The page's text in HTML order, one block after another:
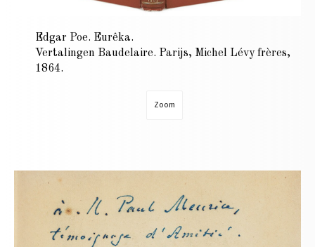
Edgar Poe. Eurêka.
Vertalingen Baudelaire. Parijs, Michel Lévy frères,
1864.
Zoom